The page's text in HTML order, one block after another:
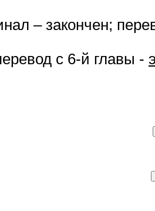
– закончен;
с 6-й главы -